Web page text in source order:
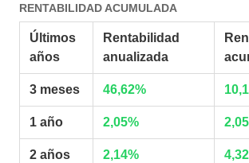
RENTABILIDAD ACUMULADA
Últimos
años
Rentabilidad
anualizada
3 meses 46,62%
1 año 2,05%
2 años 2,14%